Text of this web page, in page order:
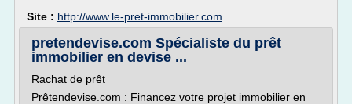
Site : http://www.le-pret-immobilier.com
pretendevise.com Spécialiste du prêt
immobilier en devise ...
Rachat de prêt
Prêtendevise.com : Financez votre projet immobilier en